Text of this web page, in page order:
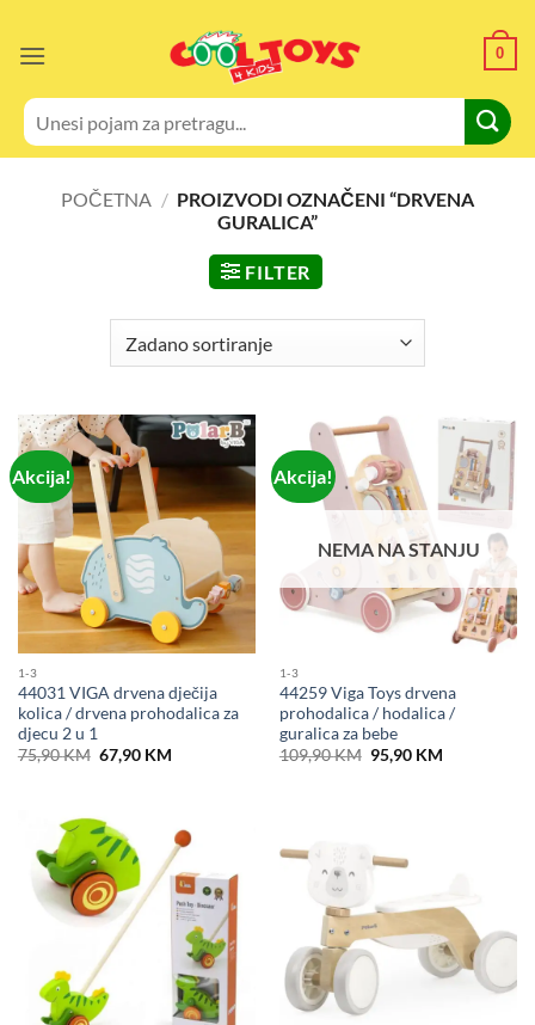
0
Pretraži:
POČETNA / PROIZVODI OZNAČENI “DRVENA
GURALICA”
FILTER
Akcija!
1-3
44031 VIGA drvena dječija
kolica / drvena prohodalica za
djecu 2 u 1
75,90KM Original
price
67,90 KMCurrent
Akcija!
NEMA NA STANJU
1-3
44259 Viga Toys drvena
prohodalica / hodalica /
guralica za bebe
109,90KM Original
price
95,90 KMCurrent